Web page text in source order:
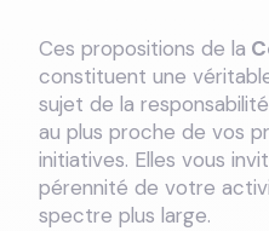
Ces propositions de la
constituent une
sujet de la
au plus proche de vos
initiatives. Elles vous
pérennité de votre
spectre plus large.